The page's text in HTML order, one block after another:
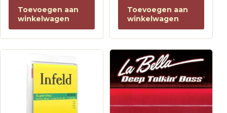
Toevoegen aan
winkelwagen
Toevoegen aan
winkelwagen